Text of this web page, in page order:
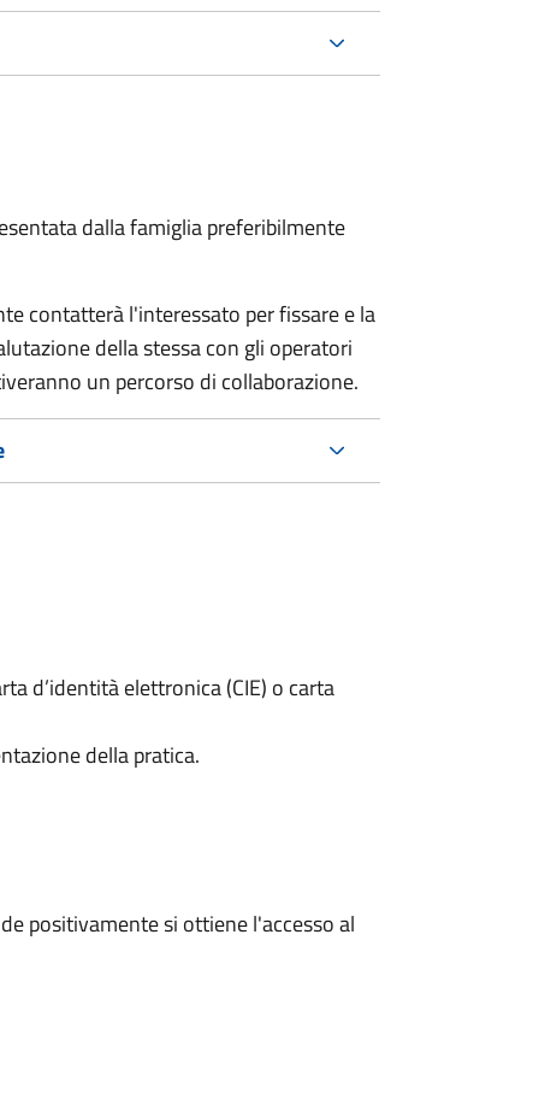
dalla famiglia preferibilmente
contatterà l'interessato per fissare e la
della stessacon gli operatori
un percorso di collaborazione.
d’identità elettronica (CIE) o carta
della pratica.
positivamente si ottiene l'accesso al